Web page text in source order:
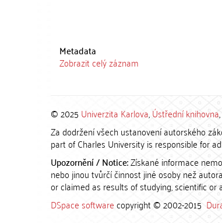
Metadata
Zobrazit celý záznam
© 2025 Univerzita Karlova,Ústřední knihovna
Za dodržení všech ustanovení autorského
part of Charles University is responsible for
Upozornění / Notice:Získané informace
nebo jinou tvůrčí činnost jiné osoby než
or claimed as results of studying, scientific or
DSpace softwarecopyright © 2002-2015